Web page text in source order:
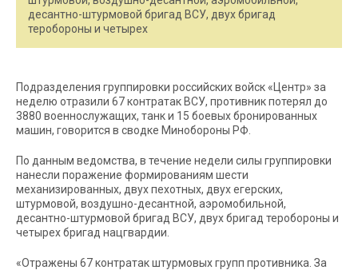
десантно-штурмовой бригад ВСУ, двух бригад
теробороны и четырех
Подразделения группировки российских войск «Центр» за
неделю отразили 67 контратак ВСУ, противник потерял до
3880 военнослужащих, танк и 15 боевых бронированных
машин, говорится в сводке Минобороны РФ.
По данным ведомства, в течение недели силы группировки
нанесли поражение формированиям шести
механизированных, двух пехотных, двух егерских,
штурмовой, воздушно-десантной, аэромобильной,
десантно-штурмовой бригад ВСУ, двух бригад теробороны и
четырех бригад нацгвардии.
«Отражены 67 контратак штурмовых групп противника. За